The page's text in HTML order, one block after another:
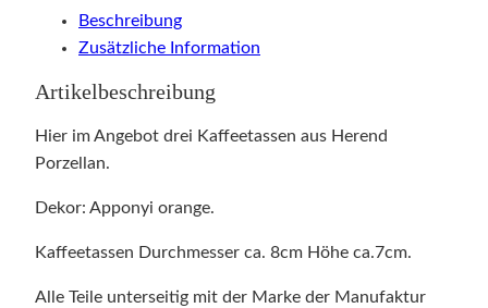
Beschreibung
Zusätzliche Information
Artikelbeschreibung
Hier im Angebot drei Kaffeetassen aus Herend
Porzellan.
Dekor: Apponyi orange.
Kaffeetassen Durchmesser ca. 8cm Höhe ca.7cm.
Alle Teile unterseitig mit der Marke der Manufaktur